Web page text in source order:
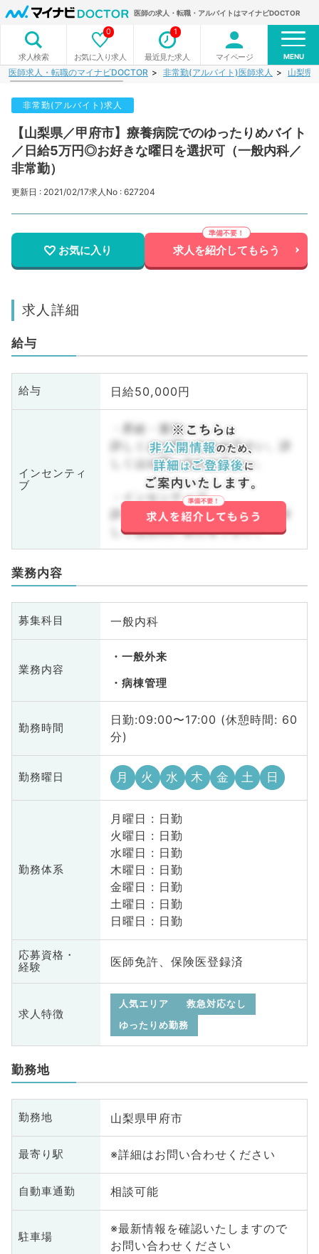
医師の求人・転職・アルバイトはマイナビDOCTOR
求人検索 お気に入り求人
0
最近見た求人
1
マイページ MENU
医師求人・転職のマイナビDOCTOR 非常勤(アルバイト)医師求人 山梨県
非常勤(アルバイト)求人
【山梨県／甲府市】療養病院でのゆったりめバイト
／日給5万円◎お好きな曜日を選択可（一般内科／
非常勤）
更新日 : 2021/02/17求人No : 627204
お気に入り 求人を紹介してもらう
求人詳細
給与
給与 日給50,000円
インセンティ
ブ
・昇給・賞与
詳しくはお問い合わせ下さい。詳
しくはお問い合わせ下さい。
・インセンティブ
詳しくはお問い合わせ下さい。詳
しくはお問い合わせ下さい。
業務内容
募集科目 一般内科
業務内容
一般外来
病棟管理
勤務時間
日勤:09:00〜17:00 (休憩時間: 60
分)
勤務曜日 月 火 水 木 金 土 日
勤務体系
月曜日 : 日勤
火曜日 : 日勤
水曜日 : 日勤
木曜日 : 日勤
金曜日 : 日勤
土曜日 : 日勤
日曜日 : 日勤
応募資格・
経験
医師免許、保険医登録済
求人特徴
人気エリア
救急対応なし
ゆったりめ勤務
勤務地
勤務地 山梨県甲府市
最寄り駅 ※詳細はお問い合わせください
自動車通勤 相談可能
駐車場
※最新情報を確認いたしますので
お問い合わせください